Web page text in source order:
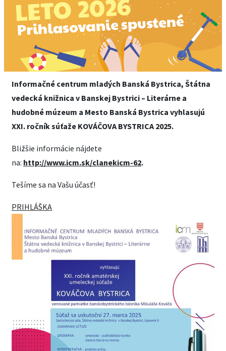
Informačné centrum mladých Banská Bystrica, Štátna
vedecká knižnica v Banskej Bystrici – Literárne a
hudobné múzeum a Mesto Banská Bystrica vyhlasujú
XXI. ročník súťaže KOVÁČOVA BYSTRICA 2025.
Bližšie informácie nájdete
na: http://www.icm.sk/clanekicm-62.
Tešíme sa na Vašu účasť!
PRIHLÁŠKA